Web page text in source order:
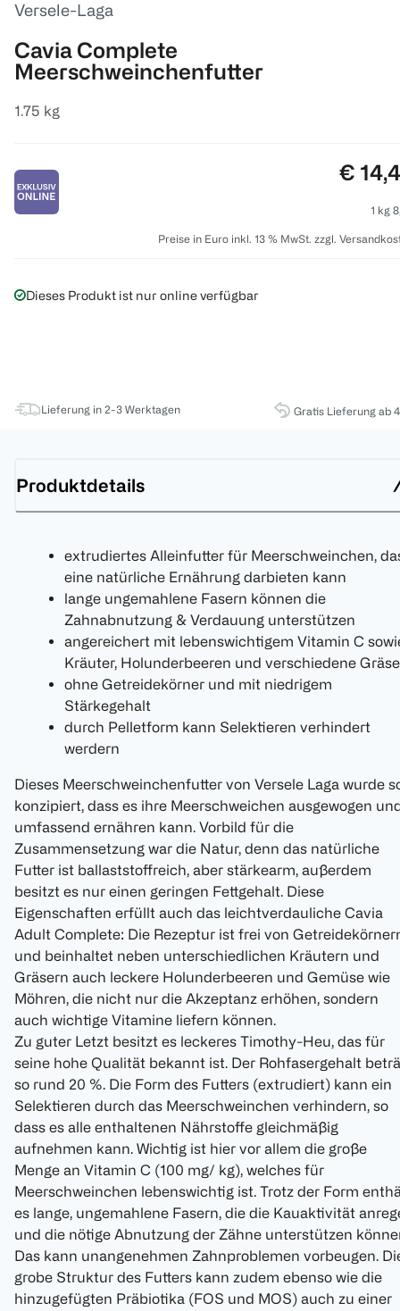
Versele-Laga
Cavia Complete
Meerschweinchenfutter
1.75 kg
Preis:
€
1 kg
Preise in Euro inkl. 13 % MwSt. zzgl.
Dieses Produkt ist nur online verfügbar
Lieferung in 2-3 Werktagen Gratis Lieferung ab
Produktdetails
extrudiertes Alleinfutter für Meerschweinchen,
eine natürliche Ernährung darbieten kann
lange ungemahlene Fasern können die
Zahnabnutzung & Verdauung unterstützen
angereichert mit lebenswichtigem Vitamin C
Kräuter, Holunderbeeren und verschiedene
ohne Getreidekörner und mit niedrigem
Stärkegehalt
durch Pelletform kann Selektieren verhindert
werdern
Dieses Meerschweinchenfutter von Versele Laga wurde
konzipiert, dass es ihre Meerschweichen ausgewogen
umfassend ernähren kann. Vorbild für die
Zusammensetzung war die Natur, denn das natürliche
Futter ist ballaststoffreich, aber stärkearm, außerdem
besitzt es nur einen geringen Fettgehalt. Diese
Eigenschaften erfüllt auch das leichtverdauliche Cavia
Adult Complete: Die Rezeptur ist frei von
und beinhaltet neben unterschiedlichen Kräutern und
Gräsern auch leckere Holunderbeeren und Gemüse wie
Möhren, die nicht nur die Akzeptanz erhöhen, sondern
auch wichtige Vitamine liefern können.
Zu guter Letzt besitzt es leckeres Timothy-Heu, das für
seine hohe Qualität bekannt ist. Der Rohfasergehalt
so rund 20 %. Die Form des Futters (extrudiert) kann ein
Selektieren durch das Meerschweinchen verhindern, so
dass es alle enthaltenen Nährstoffe gleichmäßig
aufnehmen kann. Wichtig ist hier vor allem die große
Menge an Vitamin C (100 mg/ kg), welches für
Meerschweinchen lebenswichtig ist. Trotz der Form
es lange, ungemahlene Fasern, die die Kauaktivität
und die nötige Abnutzung der Zähne unterstützen
Das kann unangenehmen Zahnproblemen vorbeugen.
grobe Struktur des Futters kann zudem ebenso wie die
hinzugefügten Präbiotika (FOS und MOS) auch zu einer